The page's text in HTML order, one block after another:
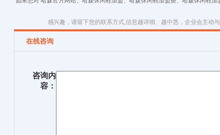
感兴趣，请留下您的联系方式,信息越详细、越中恳，企业会主动
在线咨询
咨询内
容：